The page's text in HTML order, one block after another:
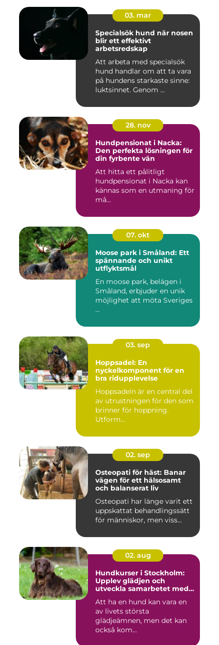
03. mar
Specialsök hund när nosen
blir ett effektivt
arbetsredskap
Att arbeta med specialsök
hund handlar om att ta vara
på hundens starkaste sinne:
luktsinnet. Genom ...
28. nov
Hundpensionat i Nacka:
Den perfekta lösningen för
din fyrbente vän
Att hitta ett pålitligt
hundpensionat i Nacka kan
kännas som en utmaning för
må...
07. okt
Moose park i Småland: Ett
spännande och unikt
utflyktsmål
En moose park, belägen i
Småland, erbjuder en unik
möjlighet att möta Sveriges
...
03. sep
Hoppsadel: En
nyckelkomponent för en
bra ridupplevelse
Hoppsadeln är en central del
av utrustningen för den som
brinner för hoppning.
Utform...
02. sep
Osteopati för häst: Banar
vägen för ett hälsosamt
och balanserat liv
Osteopati har länge varit ett
uppskattat behandlingssätt
för människor, men viss...
02. aug
Hundkurser i Stockholm:
Upplev glädjen och
utveckla samarbetet med
Att ha en hund kan vara en
av livets största
glädjeämnen, men det kan
också kom...